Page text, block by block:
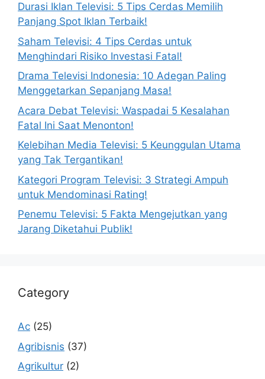
Durasi Iklan Televisi: 5 Tips Cerdas Memilih
Panjang Spot Iklan Terbaik!
Saham Televisi: 4 Tips Cerdas untuk
Menghindari Risiko Investasi Fatal!
Drama Televisi Indonesia: 10 Adegan Paling
Menggetarkan Sepanjang Masa!
Acara Debat Televisi: Waspadai 5 Kesalahan
Fatal Ini Saat Menonton!
Kelebihan Media Televisi: 5 Keunggulan Utama
yang Tak Tergantikan!
Kategori Program Televisi: 3 Strategi Ampuh
untuk Mendominasi Rating!
Penemu Televisi: 5 Fakta Mengejutkan yang
Jarang Diketahui Publik!
Category
Ac (25)
Agribisnis (37)
Agrikultur (2)